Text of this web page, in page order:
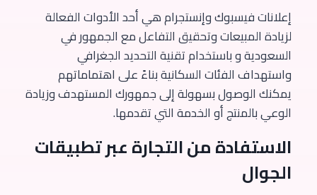
إعلانات فيسبوك وإنستجرام هي أحد الأدوات الفعالة
لزيادة المبيعات وتحقيق التفاعل مع الجمهور في
السعودية و باستخدام تقنية التحديد الجغرافي
واستهداف الفئات السكانية بناءً على اهتماماتهم
يمكنك الوصول بسهولة إلى جمهورك المستهدف وزيادة
الوعي بالمنتج أو الخدمة التي تقدمها.
الاستفادة من التجارة عبر تطبيقات
الجوال